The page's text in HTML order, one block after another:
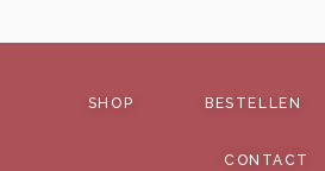
SHOP BESTELLEN
CONTACT